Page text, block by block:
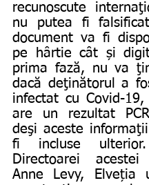
recunoscute
nu putea fi
document va fi
pe hârtie cât și
prima fază, nu va
dacă deţinătorul a
infectat cu Covid-19,
are un rezultat
deşi aceste
fi incluse
Directoarei
Anne Levy, Elveția